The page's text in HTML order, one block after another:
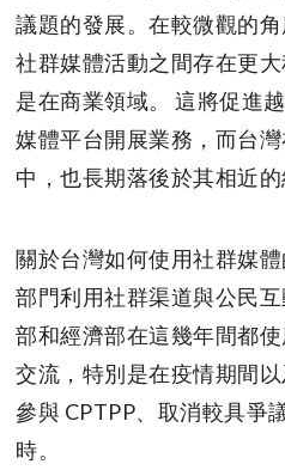
議題的發展。在較微觀的
社群媒體活動之間存在更
是在商業領域。 這將促進
媒體平台開展業務，而台
中，也長期落後於其相近的
關於台灣如何使用社群媒
部門利用社群渠道與公民
部和經濟部在這幾年間都
交流，特別是在疫情期間
參與 CPTPP、取消較具爭
時。